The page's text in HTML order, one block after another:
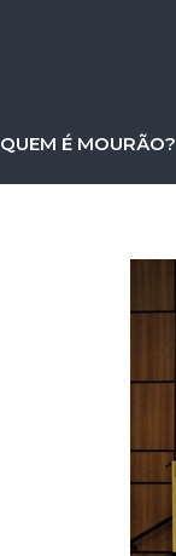
QUEM É MOURÃO?